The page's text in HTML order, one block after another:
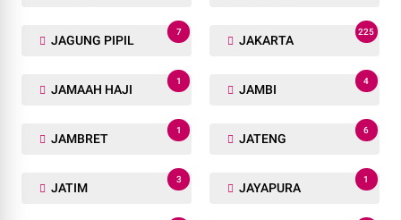
JAGUNG PIPIL
7
JAKARTA
225
JAMAAH HAJI
1
JAMBI
4
JAMBRET
1
JATENG
6
JATIM
3
JAYAPURA
1